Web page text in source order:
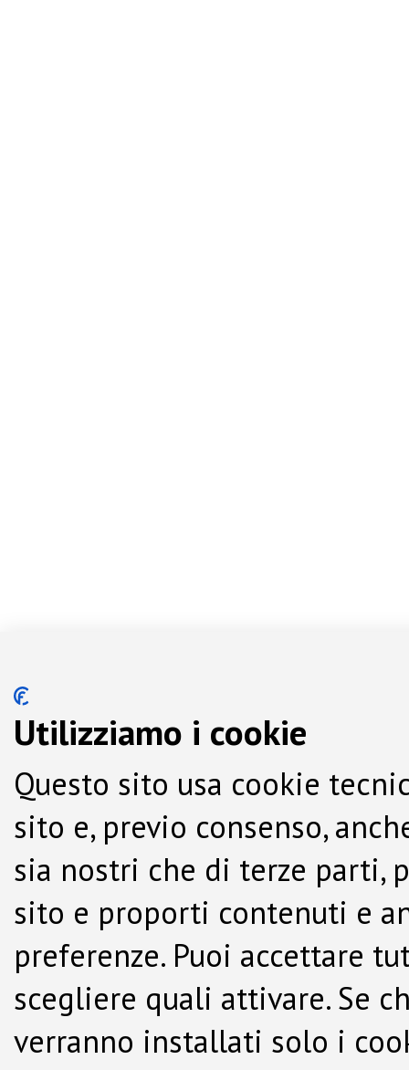
Utilizziamo i cookie
Questo sito usa cookie
sito e, previo consenso,
sia nostri che di terze parti,
sito e proporti contenuti e
preferenze. Puoi accettare
scegliere quali attivare. Se
verranno installati solo i